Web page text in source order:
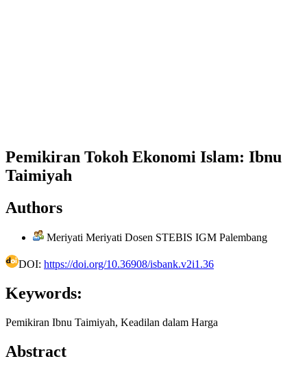
Pemikiran Tokoh Ekonomi Islam: Ibnu
Taimiyah
Authors
Meriyati Meriyati Dosen STEBIS IGM Palembang
DOI: https://doi.org/10.36908/isbank.v2i1.36
Keywords:
Pemikiran Ibnu Taimiyah, Keadilan dalam Harga
Abstract